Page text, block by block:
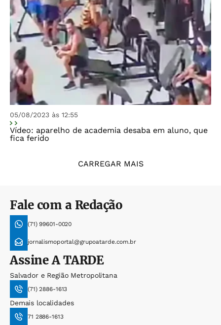
05/08/2023 às 12:55
Vídeo: aparelho de academia desaba em aluno, que
fica ferido
CARREGAR MAIS
Fale com a Redação
(71) 99601-0020
jornalismoportal@grupoatarde.com.br
AssineA TARDE
Salvador e Região Metropolitana
(71) 2886-1613
Demais localidades
71 2886-1613